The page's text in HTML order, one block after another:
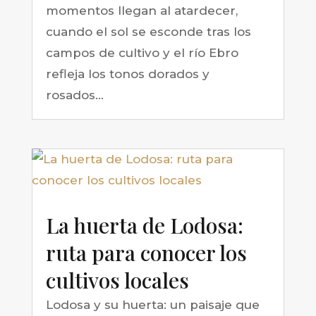
momentos llegan al atardecer,
cuando el sol se esconde tras los
campos de cultivo y el río Ebro
refleja los tonos dorados y
rosados...
La huerta de Lodosa:
ruta para conocer los
cultivos locales
Lodosa y su huerta: un paisaje que